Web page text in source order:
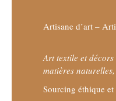
Artisane d’art –
Art textile et
matières
Sourcing éthique et